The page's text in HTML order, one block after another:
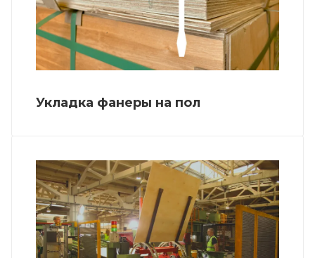
Укладка фанеры на пол